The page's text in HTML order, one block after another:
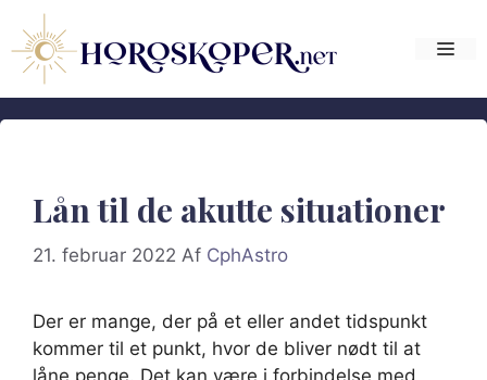
indhold
Lån til de akutte situationer
21. februar 2022 Af CphAstro
Der er mange, der på et eller andet tidspunkt
kommer til et punkt, hvor de bliver nødt til at
låne penge. Det kan være i forbindelse med